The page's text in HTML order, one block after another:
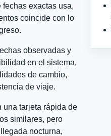
exactas usa,
coincide con lo
observadas y
en el sistema,
de cambio,
de viaje.
una tarjeta rápida de
similares, pero
nocturna,